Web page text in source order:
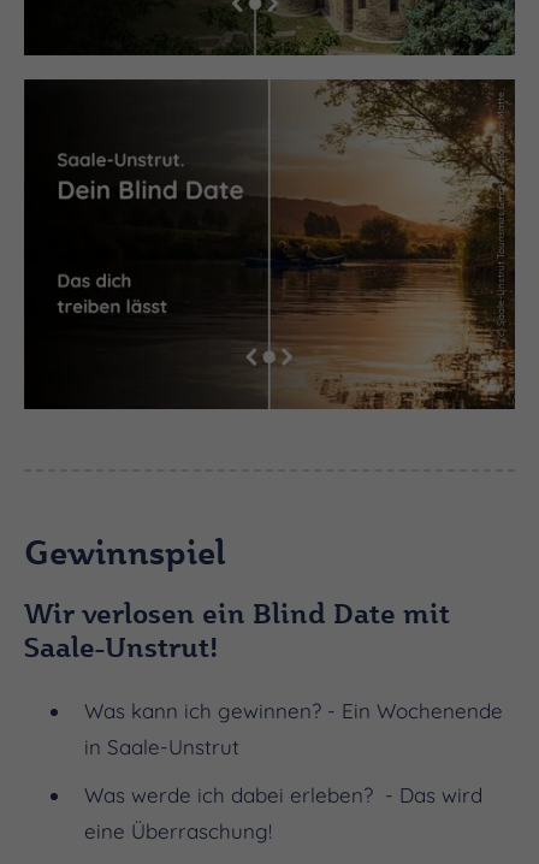
(c) Saale-Unstrut Tourismus GmbH / Foto Falko Matte
Gewinnspiel
Wir verlosen ein Blind Date mit
Saale-Unstrut!
Was kann ich gewinnen? - Ein Wochenende
in Saale-Unstrut
Was werde ich dabei erleben? - Das wird
eine Überraschung!